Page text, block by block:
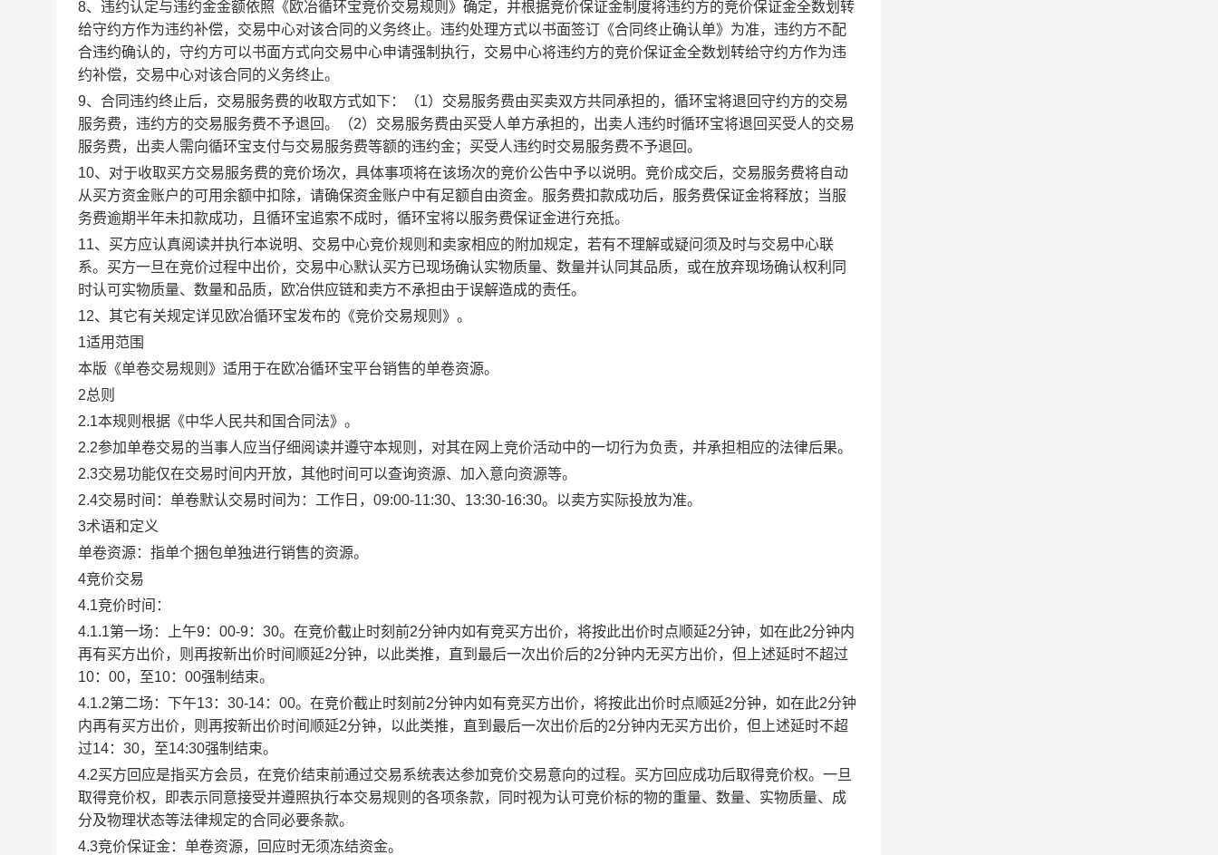
8、违约认定与违约金金额依照《欧冶循环宝竞价交易规则》确定，并根据竞价保证金制度将违约方的竞价保证金全数划转
给守约方作为违约补偿，交易中心对该合同的义务终止。违约处理方式以书面签订《合同终止确认单》为准，违约方不配
合违约确认的，守约方可以书面方式向交易中心申请强制执行，交易中心将违约方的竞价保证金全数划转给守约方作为违
约补偿，交易中心对该合同的义务终止。
9、合同违约终止后，交易服务费的收取方式如下：（1）交易服务费由买卖双方共同承担的，循环宝将退回守约方的交易
服务费，违约方的交易服务费不予退回。（2）交易服务费由买受人单方承担的，出卖人违约时循环宝将退回买受人的交易
服务费，出卖人需向循环宝支付与交易服务费等额的违约金；买受人违约时交易服务费不予退回。
10、对于收取买方交易服务费的竞价场次，具体事项将在该场次的竞价公告中予以说明。竞价成交后，交易服务费将自动
从买方资金账户的可用余额中扣除，请确保资金账户中有足额自由资金。服务费扣款成功后，服务费保证金将释放；当服
务费逾期半年未扣款成功，且循环宝追索不成时，循环宝将以服务费保证金进行充抵。
11、买方应认真阅读并执行本说明、交易中心竞价规则和卖家相应的附加规定，若有不理解或疑问须及时与交易中心联
系。买方一旦在竞价过程中出价，交易中心默认买方已现场确认实物质量、数量并认同其品质，或在放弃现场确认权利同
时认可实物质量、数量和品质，欧冶供应链和卖方不承担由于误解造成的责任。
12、其它有关规定详见欧冶循环宝发布的《竞价交易规则》。
1适用范围
本版《单卷交易规则》适用于在欧冶循环宝平台销售的单卷资源。
2总则
2.1本规则根据《中华人民共和国合同法》。
2.2参加单卷交易的当事人应当仔细阅读并遵守本规则，对其在网上竞价活动中的一切行为负责，并承担相应的法律后果。
2.3交易功能仅在交易时间内开放，其他时间可以查询资源、加入意向资源等。
2.4交易时间：单卷默认交易时间为：工作日，09:00-11:30、13:30-16:30。以卖方实际投放为准。
3术语和定义
单卷资源：指单个捆包单独进行销售的资源。
4竞价交易
4.1竞价时间：
4.1.1第一场：上午9：00-9：30。在竞价截止时刻前2分钟内如有竞买方出价，将按此出价时点顺延2分钟，如在此2分钟内
再有买方出价，则再按新出价时间顺延2分钟，以此类推，直到最后一次出价后的2分钟内无买方出价，但上述延时不超过
10：00，至10：00强制结束。
4.1.2第二场：下午13：30-14：00。在竞价截止时刻前2分钟内如有竞买方出价，将按此出价时点顺延2分钟，如在此2分钟
内再有买方出价，则再按新出价时间顺延2分钟，以此类推，直到最后一次出价后的2分钟内无买方出价，但上述延时不超
过14：30，至14:30强制结束。
4.2买方回应是指买方会员，在竞价结束前通过交易系统表达参加竞价交易意向的过程。买方回应成功后取得竞价权。一旦
取得竞价权，即表示同意接受并遵照执行本交易规则的各项条款，同时视为认可竞价标的物的重量、数量、实物质量、成
分及物理状态等法律规定的合同必要条款。
4.3竞价保证金：单卷资源，回应时无须冻结资金。